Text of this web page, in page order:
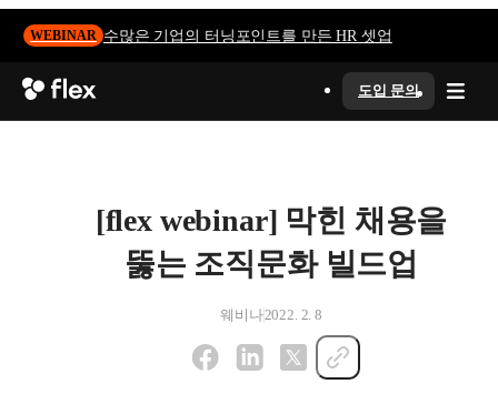
WEBINAR 수많은 기업의 터닝포인트를 만든 HR 셋업
도입 문의
[flex webinar] 막힌 채용을
뚫는 조직문화 빌드업
웨비나2022. 2. 8